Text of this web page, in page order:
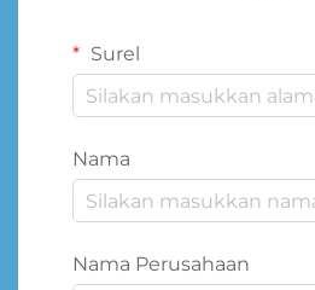
Surel
Nama
Nama Perusahaan